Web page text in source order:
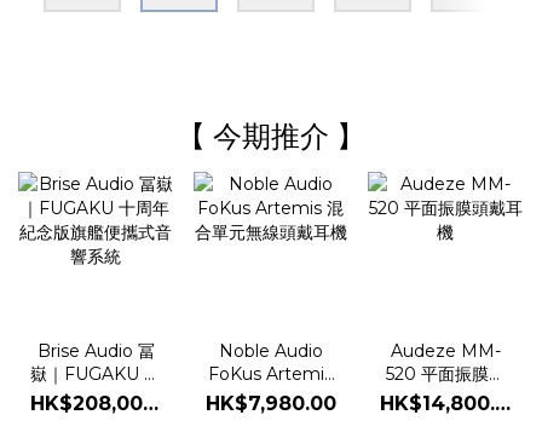
【 今期推介 】
Brise Audio 冨
嶽｜FUGAKU 十
周年紀念版旗艦
便攜式音響系統
HK$208,000.00
Noble Audio
FoKus Artemis
混合單元無線頭
戴耳機
HK$7,980.00
Audeze MM-
520 平面振膜頭
戴耳機
HK$14,800.00